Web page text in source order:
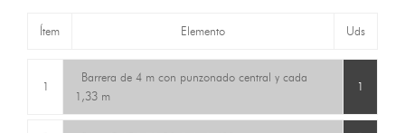
Ítem Elemento Uds
1
Barrera de 4 m con punzonado central y cada
1,33 m
1